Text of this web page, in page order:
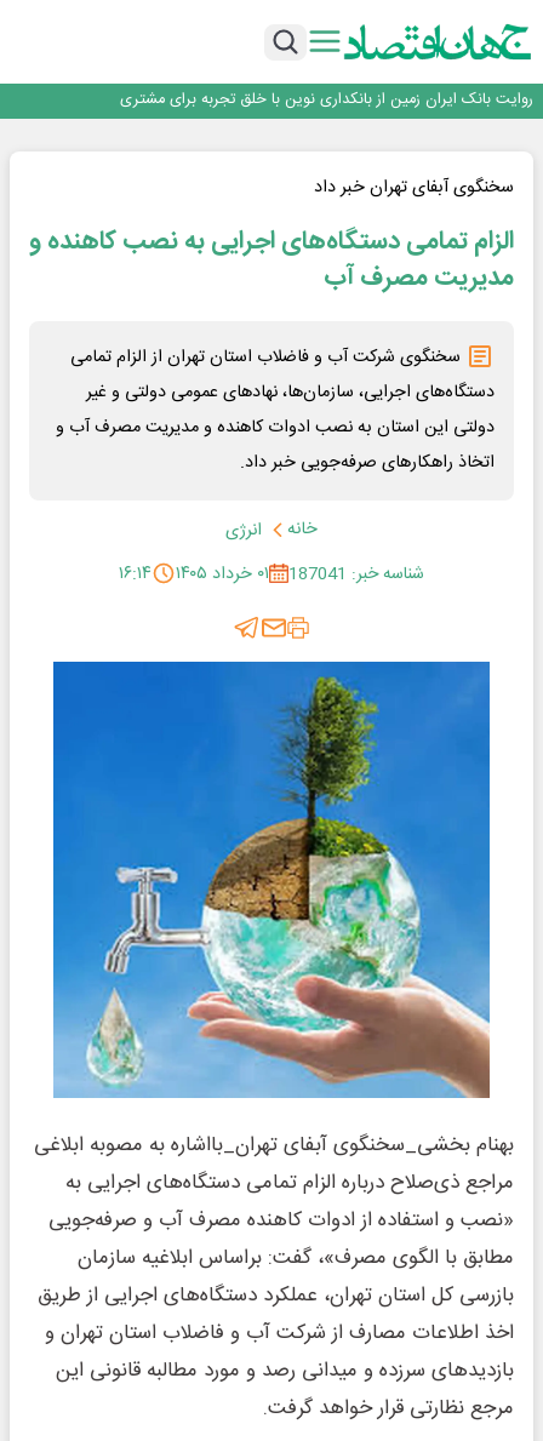
اجرای برنامه تحول بانک با تمرکز بر منابع پایدار، درآمدهای کارمزدی و بازسازی اعتماد
داد
روایت بانک ایران زمین از بانکداری نوین با خلق تجربه برای مشتری
سرپرست اداره کل روابط عمومی بیمه مرکزی منصوب شد
اجرای برنامه تحول بانک با تمرکز بر منابع پایدار، درآمدهای کارمزدی و بازسازی اعتماد
سخنگوی آبفای تهران خبر داد
الزام تمامی دستگاه‌های اجرایی به نصب کاهنده‌ و
مدیریت مصرف آب
سخنگوی شرکت آب و فاضلاب استان تهران از الزام تمامی
دستگاه‌های اجرایی، سازمان‌ها، نهادهای عمومی دولتی و غیر
دولتی این استان به نصب ادوات کاهنده و مدیریت مصرف آب و
اتخاذ راهکارهای صرفه‌جویی خبر داد.
خانه
انرژی
شناسه خبر: 187041
۰۱ خرداد ۱۴۰۵ ۱۶:۱۴
بهنام بخشی_سخنگوی آبفای تهران_بااشاره به مصوبه ابلاغی
مراجع ذی‌صلاح درباره الزام تمامی دستگاه‌های اجرایی به
«نصب و استفاده از ادوات کاهنده مصرف آب و صرفه‌جویی
مطابق با الگوی مصرف»، گفت: براساس ابلاغیه سازمان
بازرسی کل استان تهران، عملکرد دستگاه‌های اجرایی از طریق
اخذ اطلاعات مصارف از شرکت آب و فاضلاب استان تهران و
بازدیدهای سرزده و میدانی رصد و مورد مطالبه قانونی این
مرجع نظارتی قرار خواهد گرفت.